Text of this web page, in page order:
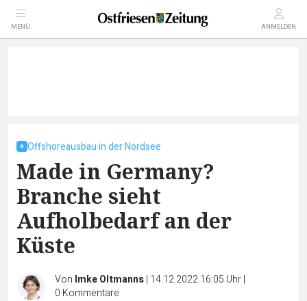
MENÜ ANMELDEN
Offshoreausbau in der Nordsee
Made in Germany?
Branche sieht
Aufholbedarf an der
Küste
Von Imke Oltmanns| 14.12.2022 16:05 Uhr|
0 Kommentare